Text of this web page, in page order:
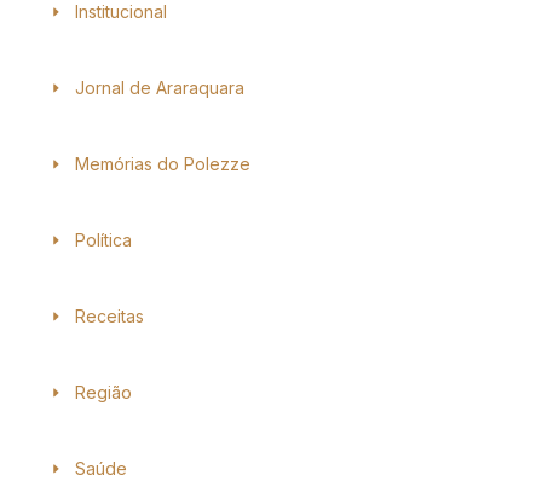
Institucional
Jornal de Araraquara
Memórias do Polezze
Política
Receitas
Região
Saúde